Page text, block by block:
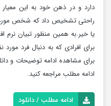
دارد و در ذهن خود به این
راحتی تشخیص داد که شخص مورد
یا خیر.به همین منظور تبیان نرم
برای افرادی که به دنبال فرد
برای مشاهده ادامه توضیحات و
ادامه مطلب مراجعه کنید.
ادامه مطلب / دانلود